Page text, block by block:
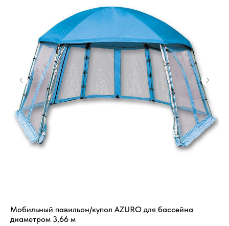
Мобильный павильон/купол AZURO для бассейна
диаметром 3,66 м